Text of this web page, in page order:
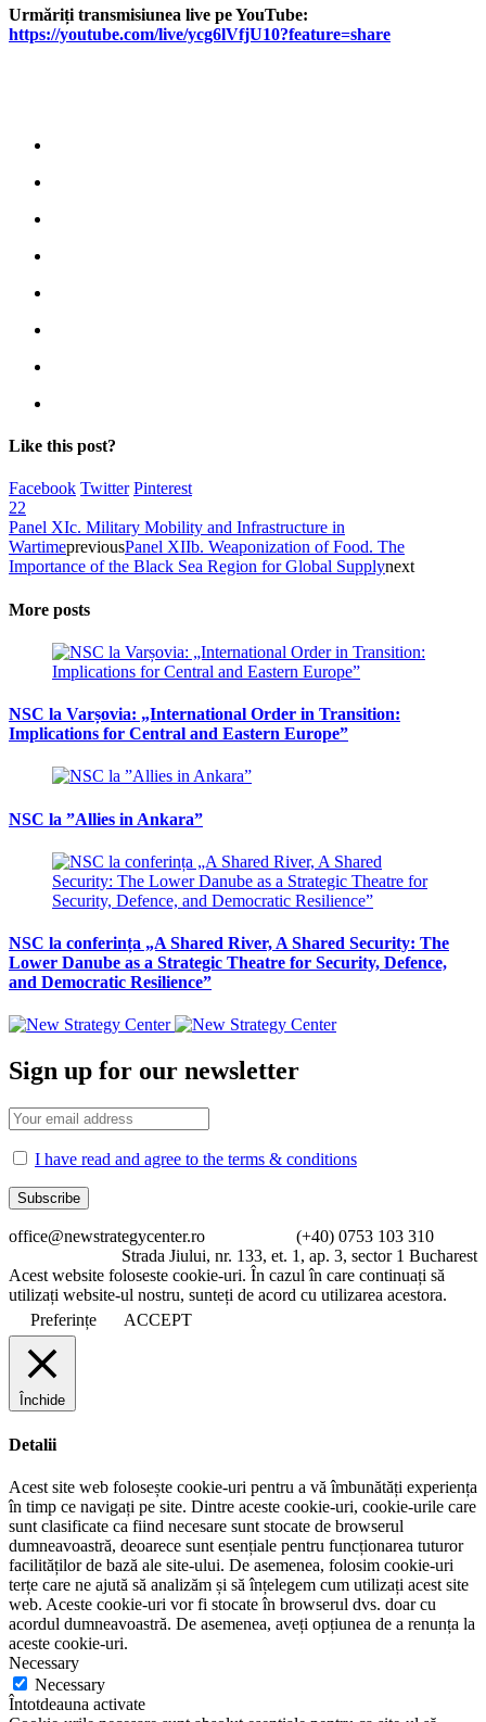
Urmăriți transmisiunea live pe YouTube:
https://youtube.com/live/ycg6lVfjU10?feature=share
Like this post?
Facebook Twitter Pinterest
22
Panel XIc. Military Mobility and Infrastructure in
WartimepreviousPanel XIIb. Weaponization of Food. The
Importance of the Black Sea Region for Global Supplynext
More posts
NSC la Varșovia: „International Order in Transition:
Implications for Central and Eastern Europe”
NSC la ”Allies in Ankara”
NSC la conferința „A Shared River, A Shared Security: The
Lower Danube as a Strategic Theatre for Security, Defence,
and Democratic Resilience”
Sign up for our newsletter
I have read and agree to the terms & conditions
office@newstrategycenter.ro (+40) 0753 103 310
Strada Jiului, nr. 133, et. 1, ap. 3, sector 1 Bucharest
Acest website foloseste cookie-uri. În cazul în care continuați să
utilizați website-ul nostru, sunteți de acord cu utilizarea acestora.
Preferințe
ACCEPT
Închide
Detalii
Acest site web folosește cookie-uri pentru a vă îmbunătăți experiența
în timp ce navigați pe site. Dintre aceste cookie-uri, cookie-urile care
sunt clasificate ca fiind necesare sunt stocate de browserul
dumneavoastră, deoarece sunt esențiale pentru funcționarea tuturor
facilităților de bază ale site-ului. De asemenea, folosim cookie-uri
terțe care ne ajută să analizăm și să înțelegem cum utilizați acest site
web. Aceste cookie-uri vor fi stocate în browserul dvs. doar cu
acordul dumneavoastră. De asemenea, aveți opțiunea de a renunța la
aceste cookie-uri.
Necessary
Necessary
Întotdeauna activate